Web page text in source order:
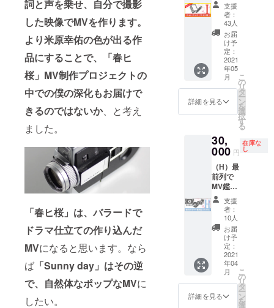
詞と声を乗せ、自分で撮影
した映像でMVを作ります。
より米原幸佑の色が出る作
品にすることで、「春ヒ
桜」MV制作プロジェクトの
中での僕の深化もお届けで
きるのではないか、と考え
ました。
「春ヒ桜」は、バラードで
ドラマ仕立ての作り込んだ
MVになると思います。なら
ば 「Sunny day」はその逆
で、自然体なポップなMVに
したい。
桜」の
CDにサ
インを
入れ
て、送
付にて
ご提
供。
ご招
待！公
開前に
米原と
一緒に
完成し
たMVを
スク
リーン
で鑑賞
た「春
ヒ桜」
をミニ
ライブ
として
生披
露。
「春ヒ
桜」の
CDにサ
インを
入れ
て、会
場でご
提供。
※会場ま
での交
付)コー
ス ▼
サイン
入り
「春ヒ
桜」
フォト
ブック -
-- 「春
ヒ桜」
のMVを
見てる
ストー
リー性
のある
フォト
ブック
にサイ
ンを入
れてお
届けし
ます。
支援
者：
43人
お届
け予
定：
2021
年05
月
詳細を見る
こ
の
リ
タ
ー
ン
を
選
択
す
る
30,
000 円
在庫な
し
（H）最
前列で
MV鑑賞
会(CD
付)コー
ス ▼MV
完成鑑
賞会
トーク&
ミニラ
イブイ
ベント
に最前
列席で
ご招待
支援
者：
10人
お届
け予
定：
2021
年04
月
詳細を見る
こ
の
リ
タ
ー
ン
を
選